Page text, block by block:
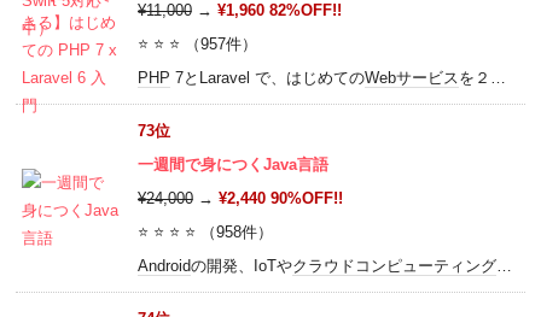
¥11,000→ ¥1,960 82%OFF!!
⭐ ⭐ ⭐ （957件）
PHP 7とLaravel で、はじめてのWebサービスを２日で作ってみよう！
73位
一週間で身につくJava言語
¥24,000→ ¥2,440 90%OFF!!
⭐ ⭐ ⭐ ⭐ （958件）
Androidの開発、IoTやクラウドコンピューティング、そ